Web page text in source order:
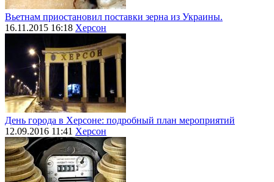
Вьетнам приостановил поставки зерна из Украины.
16.11.2015 16:18 Херсон
День города в Херсоне: подробный план мероприятий
12.09.2016 11:41 Херсон